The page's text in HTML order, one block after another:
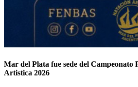
Mar del Plata fue sede del Campeonato
Artistica 2026